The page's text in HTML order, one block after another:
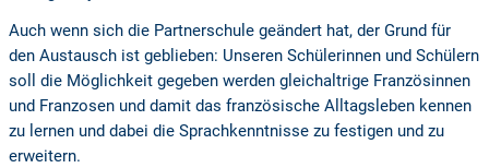
Auch wenn sich die Partnerschule geändert hat, der Grund für
den Austausch ist geblieben: Unseren Schülerinnen und Schülern
soll die Möglichkeit gegeben werden gleichaltrige Französinnen
und Franzosen und damit das französische Alltagsleben kennen
zu lernen und dabei die Sprachkenntnisse zu festigen und zu
erweitern.